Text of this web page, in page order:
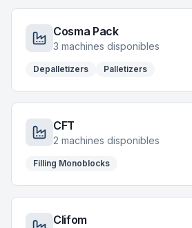
Cosma Pack
3 machines disponibles
Depalletizers Palletizers
CFT
2 machines disponibles
Filling Monoblocks
Clifom